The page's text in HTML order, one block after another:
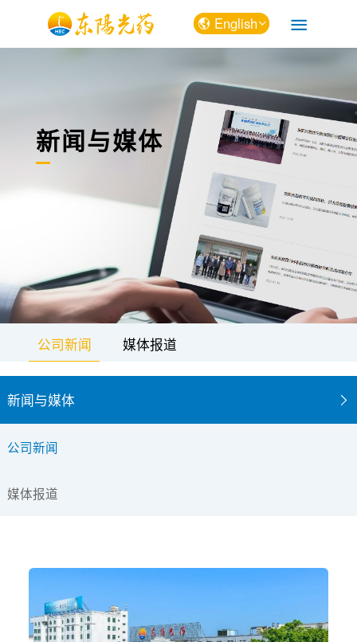
English
中文
新闻与媒体
公司新闻 媒体报道
新闻与媒体
公司新闻
媒体报道